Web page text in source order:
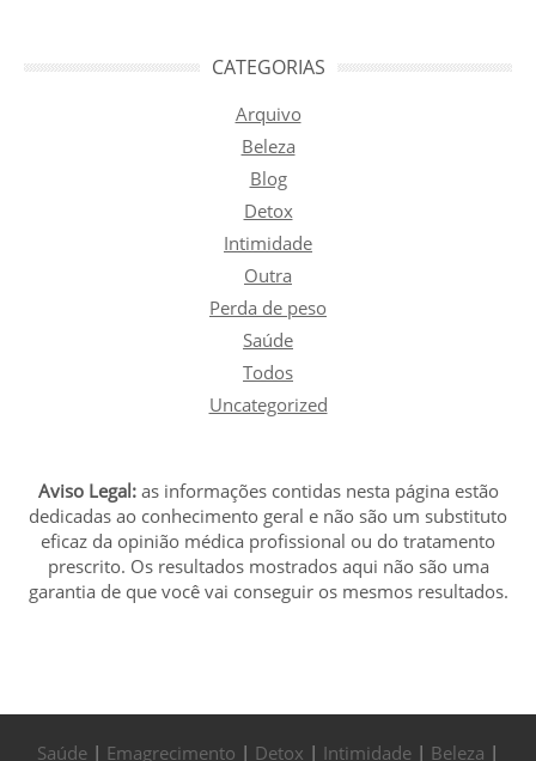
CATEGORIAS
Arquivo
Beleza
Blog
Detox
Intimidade
Outra
Perda de peso
Saúde
Todos
Uncategorized
Aviso Legal:as informações contidas nesta página estão
dedicadas ao conhecimento geral e não são um substituto
eficaz da opinião médica profissional ou do tratamento
prescrito. Os resultados mostrados aqui não são uma
garantia de que você vai conseguir os mesmos resultados.
Saúde | Emagrecimento | Detox | Intimidade | Beleza |